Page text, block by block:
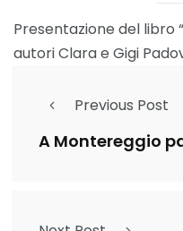
Presentazione del libro
autori Clara e Gigi
Previous Post
A Montereggio